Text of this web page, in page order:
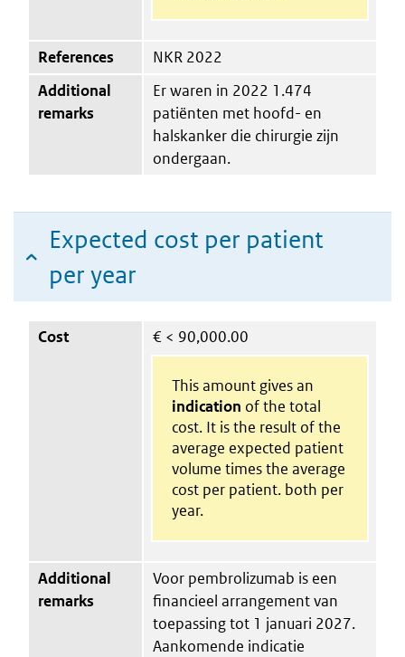
References
NKR 2022
Additional
remarks
Er waren in 2022 1.474
patiënten met hoofd- en
halskanker die chirurgie zijn
ondergaan.
Expected cost per patient
per year
Cost € < 90,000.00
This amount gives an
indication of the total
cost. It is the result of the
average expected patient
volume times the average
cost per patient. both per
year.
Additional
remarks
Voor pembrolizumab is een
financieel arrangement van
toepassing tot 1 januari 2027.
Aankomende indicatie